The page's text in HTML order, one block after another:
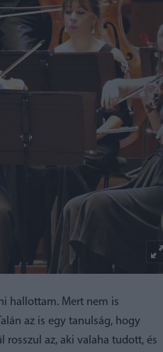
hallottam. Mert nem is
az is egy tanulság, hogy
az, aki valaha tudott, és